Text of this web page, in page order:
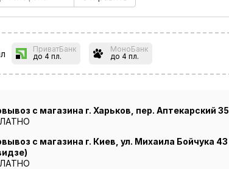
ПриватБанк
до 4 пл.
МоноБанк
до 4 пл.
с магазина г. Харьков, пер. Аптекарский 35
с магазина г. Киев, ул. Михаила Бойчука 43